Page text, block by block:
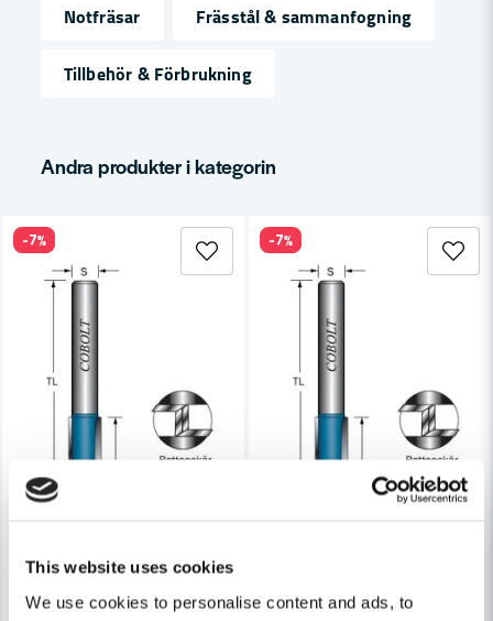
This website uses cookies
We use cookies to personalise content and ads, to
Namn
Ja, ni får publicera min fråga
Skicka fråga
Notfräsar
Frässtål & sammanfogning
Tillbehör & Förbrukning
Andra produkter i kategorin
-7% -7%